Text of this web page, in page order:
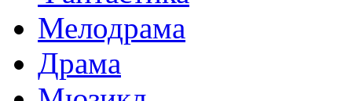
Мелодрама
Драма